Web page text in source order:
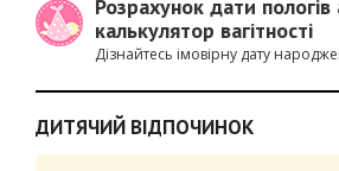
Розрахунок дати пологів
калькулятор вагітності
Дізнайтесь імовірну дату
ДИТЯЧИЙ ВІДПОЧИНОК